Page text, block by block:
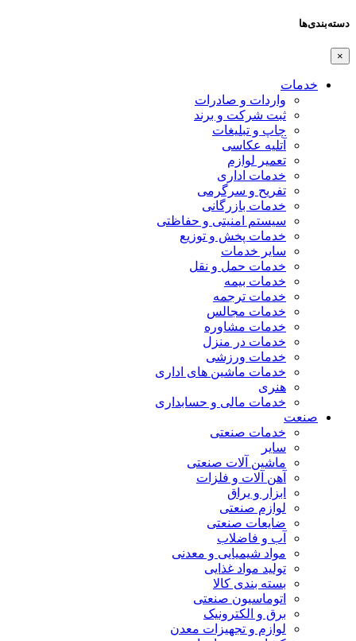
دسته‌بندی‌ها
×
خدمات
واردات و صادرات
ثبت شرکت و برند
چاپ و تبلیغات
آتلیه عکاسی
تعمیر لوازم
خدمات اداری
تفریح و سرگرمی
خدمات بازرگانی
سیستم امنیتی و حفاظتی
خدمات پخش و توزیع
سایر خدمات
خدمات حمل و نقل
خدمات بیمه
خدمات ترجمه
خدمات مجالس
خدمات مشاوره
خدمات در منزل
خدمات ورزشی
خدمات ماشین های اداری
هنری
خدمات مالی و حسابداری
صنعت
خدمات صنعتی
سایر
ماشین آلات صنعتی
آهن آلات و فلزات
ابزار و یراق
لوازم صنعتی
ضایعات صنعتی
آب و فاضلاب
مواد شیمیایی و معدنی
تولید مواد غذایی
بسته بندی کالا
اتوماسیون صنعتی
برق و الکترونیک
لوازم و تجهیزات معدن